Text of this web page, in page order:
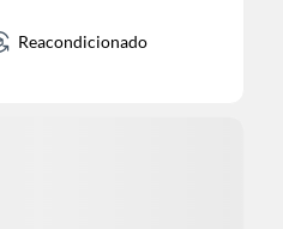
Reacondicionado